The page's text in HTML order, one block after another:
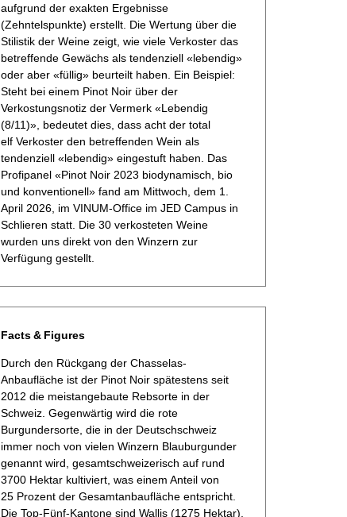
aufgrund der exakten Ergebnisse
(Zehntelspunkte) erstellt. Die Wertung über die
Stilistik der Weine zeigt, wie viele Verkoster das
betreffende Gewächs als tendenziell «lebendig»
oder aber «füllig» beurteilt haben. Ein Beispiel:
Steht bei einem Pinot Noir über der
Verkostungsnotiz der Vermerk «Lebendig
(8/11)», bedeutet dies, dass acht der total
elf Verkoster den betreffenden Wein als
tendenziell «lebendig» eingestuft haben. Das
Profipanel «Pinot Noir 2023 biodynamisch, bio
und konventionell» fand am Mittwoch, dem 1.
April 2026, im VINUM-Office im JED Campus in
Schlieren statt. Die 30 verkosteten Weine
wurden uns direkt von den Winzern zur
Verfügung gestellt.
Facts & Figures
Durch den Rückgang der Chasselas-
Anbaufläche ist der Pinot Noir spätestens seit
2012 die meistangebaute Rebsorte in der
Schweiz. Gegenwärtig wird die rote
Burgundersorte, die in der Deutschschweiz
immer noch von vielen Winzern Blauburgunder
genannt wird, gesamtschweizerisch auf rund
3700 Hektar kultiviert, was einem Anteil von
25 Prozent der Gesamtanbaufläche entspricht.
Die Top-Fünf-Kantone sind Wallis (1275 Hektar),